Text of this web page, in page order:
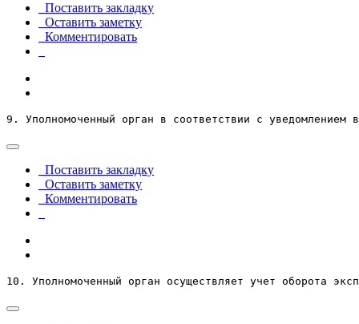
Поставить закладку
Оставить заметку
Комментировать
9. Уполномоченный орган в соответствии с уведомлением
Поставить закладку
Оставить заметку
Комментировать
10. Уполномоченный орган осуществляет учет оборота